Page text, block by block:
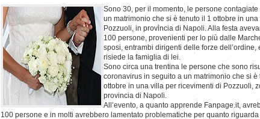
Sono 30, per il momento, le persone
un matrimonio che si è tenuto il 1 ottobre in
Pozzuoli, in provincia di Napoli. Alla festa
100 persone, provenienti per lo più dalle
sposi, entrambi dirigenti delle forze dell’ordine,
risiede la famiglia di lei.
Sono circa una trentina le persone che sono
coronavirus in seguito a un matrimonio che si è
ottobre in una villa per ricevimenti di Pozzuoli,
provincia di Napoli.
All’evento, a quanto apprende Fanpage.it,
100 persone e in molti avrebbero lamentato problematiche per quanto